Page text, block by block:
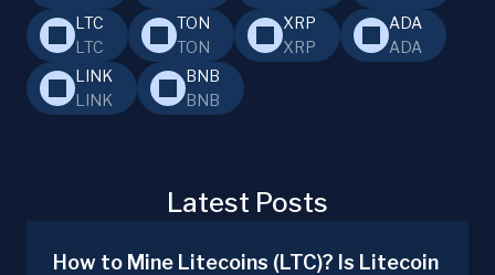
LTC
LTC
TON
TON
XRP
XRP
ADA
ADA
LINK
LINK
BNB
BNB
Latest Posts
How to Mine Litecoins (LTC)? Is Litecoin